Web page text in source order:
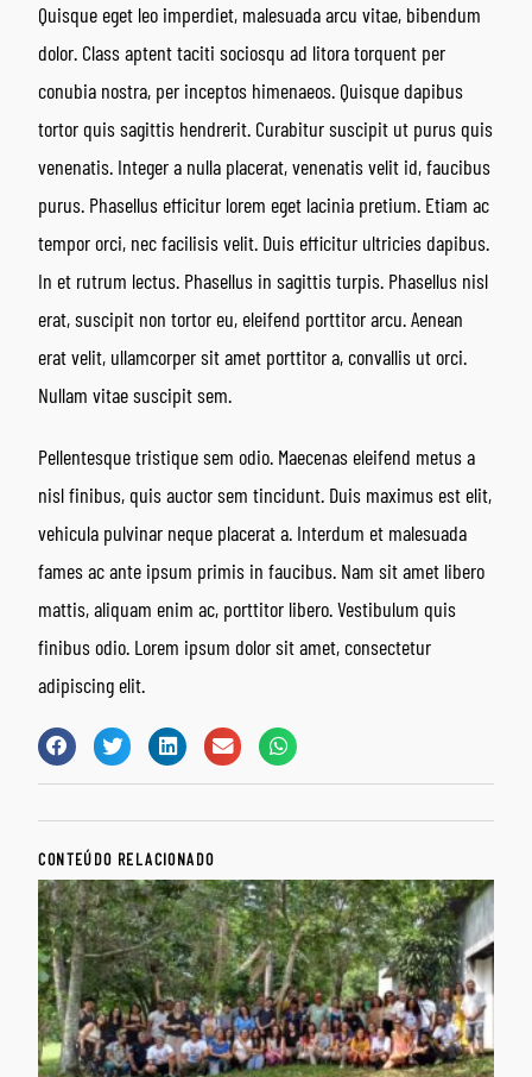
Quisque eget leo imperdiet, malesuada arcu vitae, bibendum
dolor. Class aptent taciti sociosqu ad litora torquent per
conubia nostra, per inceptos himenaeos. Quisque dapibus
tortor quis sagittis hendrerit. Curabitur suscipit ut purus quis
venenatis. Integer a nulla placerat, venenatis velit id, faucibus
purus. Phasellus efficitur lorem eget lacinia pretium. Etiam ac
tempor orci, nec facilisis velit. Duis efficitur ultricies dapibus.
In et rutrum lectus. Phasellus in sagittis turpis. Phasellus nisl
erat, suscipit non tortor eu, eleifend porttitor arcu. Aenean
erat velit, ullamcorper sit amet porttitor a, convallis ut orci.
Nullam vitae suscipit sem.
Pellentesque tristique sem odio. Maecenas eleifend metus a
nisl finibus, quis auctor sem tincidunt. Duis maximus est elit,
vehicula pulvinar neque placerat a. Interdum et malesuada
fames ac ante ipsum primis in faucibus. Nam sit amet libero
mattis, aliquam enim ac, porttitor libero. Vestibulum quis
finibus odio. Lorem ipsum dolor sit amet, consectetur
adipiscing elit.
CONTEÚDO RELACIONADO